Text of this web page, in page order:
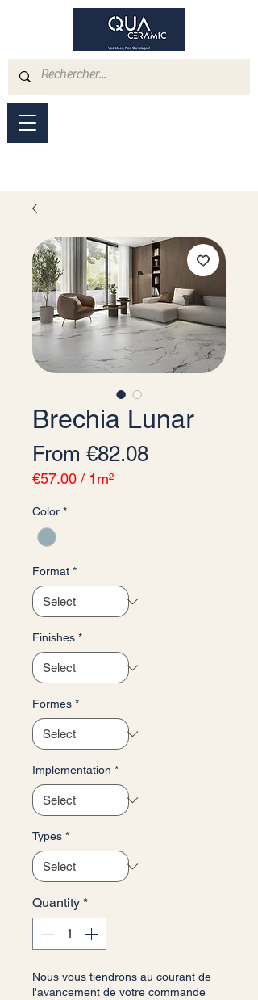
Brechia Lunar
From €82.08Sale Price
€57.00 / 1m²
per
1
Square
meter
Color *
Format *
Finishes *
Formes *
Implementation *
Types *
Quantity *
Nous vous tiendrons au courant de
l'avancement de votre commande